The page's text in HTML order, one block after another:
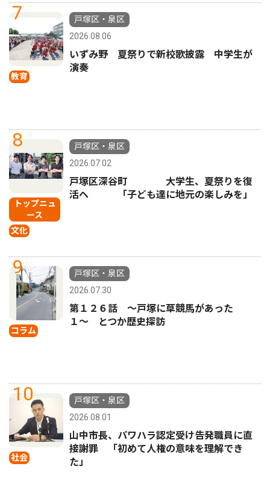
7
教育
戸塚区・泉区
2026.08.06
いずみ野 夏祭りで新校歌披露 中学生が
演奏
8
トップニュ
ース
文化
戸塚区・泉区
2026.07.02
戸塚区深谷町 大学生、夏祭りを復
活へ 「子ども達に地元の楽しみを」
9
コラム
戸塚区・泉区
2026.07.30
第１２６話 〜戸塚に草競馬があった
１〜 とつか歴史探訪
10
社会
戸塚区・泉区
2026.08.01
山中市長、パワハラ認定受け告発職員に直
接謝罪 「初めて人権の意味を理解でき
た」